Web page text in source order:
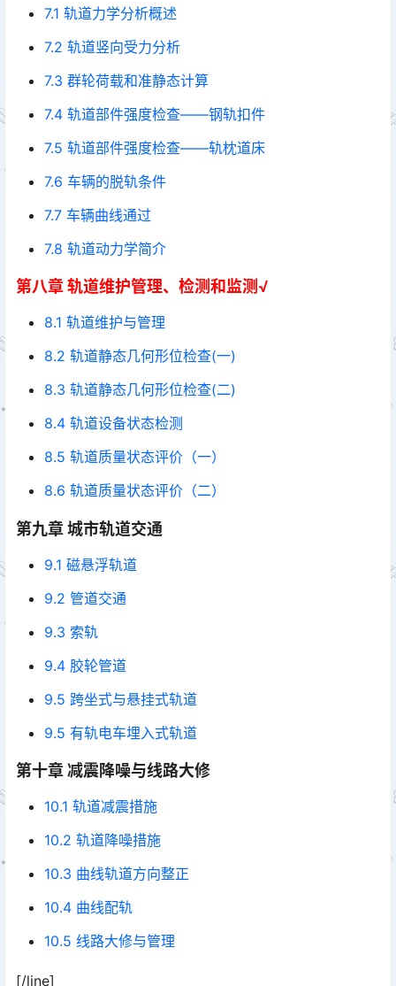
7.1 轨道力学分析概述
7.2 轨道竖向受力分析
7.3 群轮荷载和准静态计算
7.4 轨道部件强度检查——钢轨扣件
7.5 轨道部件强度检查——轨枕道床
7.6 车辆的脱轨条件
7.7 车辆曲线通过
7.8 轨道动力学简介
第八章 轨道维护管理、检测和监测√
8.1 轨道维护与管理
8.2 轨道静态几何形位检查(一)
8.3 轨道静态几何形位检查(二)
8.4 轨道设备状态检测
8.5 轨道质量状态评价（一）
8.6 轨道质量状态评价（二）
第九章 城市轨道交通
9.1 磁悬浮轨道
9.2 管道交通
9.3 索轨
9.4 胶轮管道
9.5 跨坐式与悬挂式轨道
9.5 有轨电车埋入式轨道
第十章 减震降噪与线路大修
10.1 轨道减震措施
10.2 轨道降噪措施
10.3 曲线轨道方向整正
10.4 曲线配轨
10.5 线路大修与管理
[/line]